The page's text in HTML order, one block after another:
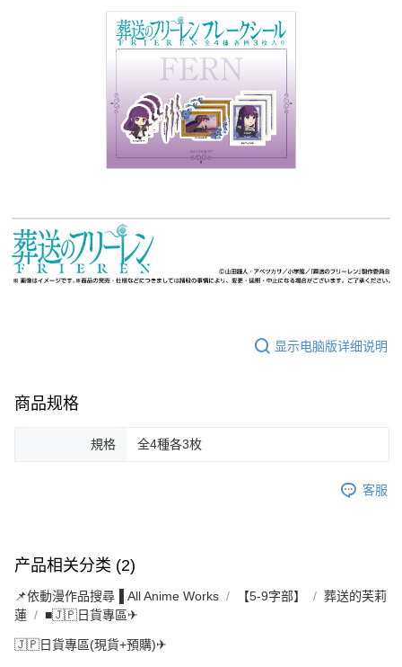
显示电脑版详细说明
商品规格
規格 全4種各3枚
客服
产品相关分类 (2)
📌依動漫作品搜尋▐ All Anime Works 【5-9字部】
葬送的芙莉
蓮
■🇯🇵日貨專區✈
🇯🇵日貨專區(現貨+預購)✈